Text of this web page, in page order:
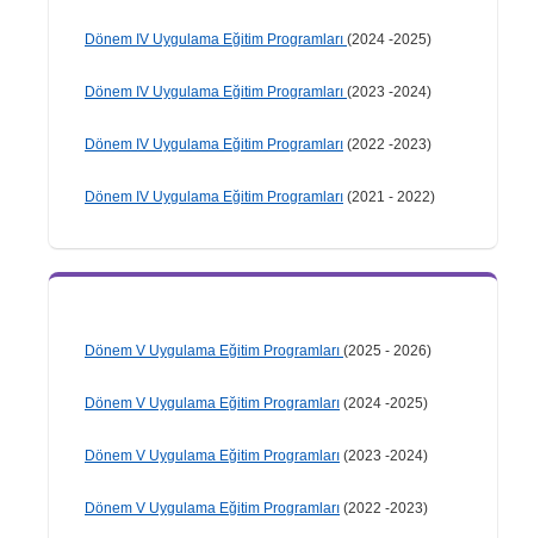
Dönem IV Uygulama Eğitim Programları (2024 -2025)
Dönem IV Uygulama Eğitim Programları (2023 -2024)
Dönem IV Uygulama Eğitim Programları (2022 -2023)
Dönem IV Uygulama Eğitim Programları (2021 - 2022)
Dönem V Uygulama Eğitim Programları (2025 - 2026)
Dönem V Uygulama Eğitim Programları (2024 -2025)
Dönem V Uygulama Eğitim Programları (2023 -2024)
Dönem V Uygulama Eğitim Programları (2022 -2023)